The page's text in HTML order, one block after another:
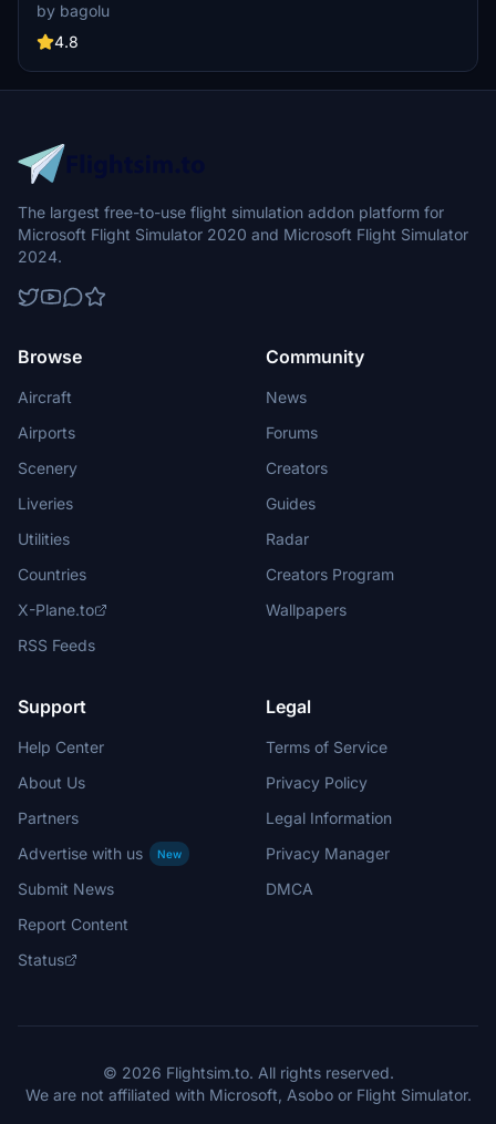
the Colorado Ranchers Club from FSEconomy. Explore scenic
destinations like Redlands, Aspen, and Crested Butte, each offering
a different Ranchers Club experience. Discover a blend of luxury,
riding to skiing. Ensure an optimal experience by using Daves
Crooked Library for full scenery immersion.
by bagolu
4.8
The largest free-to-use flight simulation addon platform for
Microsoft Flight Simulator 2020 and Microsoft Flight Simulator
2024.
Browse
Aircraft
Airports
Scenery
Liveries
Utilities
Countries
X-Plane.to
RSS Feeds
Community
News
Forums
Creators
Guides
Radar
Creators Program
Wallpapers
Support
Help Center
About Us
Partners
Advertise with us
New
Submit News
Report Content
Status
Legal
Terms of Service
Privacy Policy
Legal Information
Privacy Manager
DMCA
© 2026 Flightsim.to. All rights reserved.
We are not affiliated with Microsoft, Asobo or Flight Simulator.